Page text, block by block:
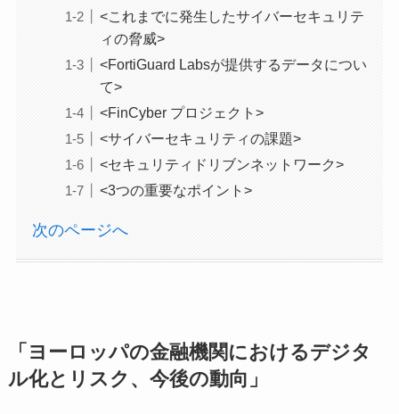
<これまでに発生したサイバーセキュリテ
ィの脅威>
<FortiGuard Labsが提供するデータについ
て>
<FinCyber プロジェクト>
<サイバーセキュリティの課題>
<セキュリティドリブンネットワーク>
<3つの重要なポイント>
次のページへ
「ヨーロッパの金融機関におけるデジタ
ル化とリスク、今後の動向」